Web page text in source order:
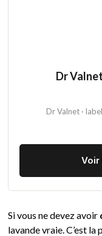
Dr
Dr Valnet ·
Voir
Si vous ne devez avoir
lavande vraie. C’est